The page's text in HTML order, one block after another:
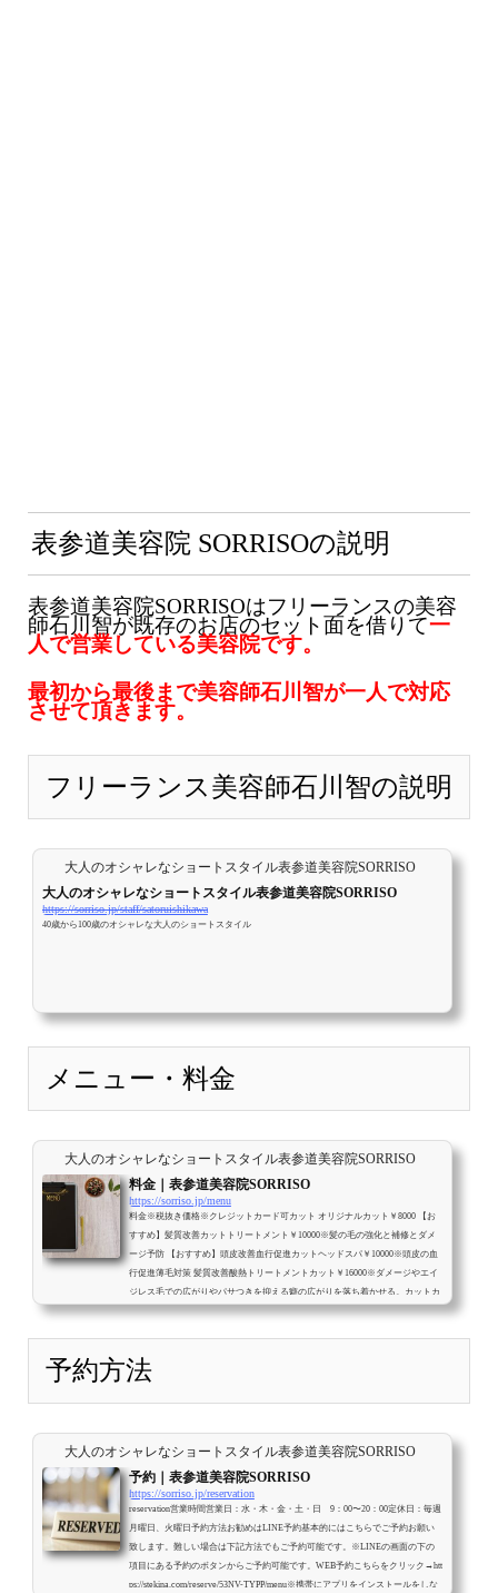
表参道美容院 SORRISOの説明
表参道美容院SORRISOはフリーランスの美容
師石川智が既存のお店のセット面を借りて一
人で営業している美容院です。
最初から最後まで美容師石川智が一人で対応
させて頂きます。
フリーランス美容師石川智の説明
大人のオシャレなショートスタイル表参道美容院SORRISO
大人のオシャレなショートスタイル表参道美容院SORRISO
https://sorriso.jp/staff/satoruishikawa
40歳から100歳のオシャレな大人のショートスタイル
メニュー・料金
大人のオシャレなショートスタイル表参道美容院SORRISO
料金｜表参道美容院SORRISO
https://sorriso.jp/menu
料金※税抜き価格※クレジットカード可カット オリジナルカット￥8000 【お
すすめ】髪質改善カットトリートメント￥10000※髪の毛の強化と補修とダメ
ージ予防 【おすすめ】頭皮改善血行促進カットヘッドスパ￥10000※頭皮の血
行促進薄毛対策 髪質改善酸熱トリートメントカット￥16000※ダメージやエイ
ジレス毛での広がりやパサつきを抑える癖の広がりを落ち着かせる。カットカ
ラー※ブリーチ、ハイライトはやってません。 カットカラー￥16000 【おすす
予約方法
大人のオシャレなショートスタイル表参道美容院SORRISO
予約｜表参道美容院SORRISO
https://sorriso.jp/reservation
reservation営業時間営業日：水・木・金・土・日 9：00〜20：00定休日：毎週
月曜日、火曜日予約方法お勧めはLINE予約基本的にはこちらでご予約お願い
致します。難しい場合は下記方法でもご予約可能です。※LINEの画面の下の
項目にある予約のボタンからご予約可能です。WEB予約こちらをクリック→htt
ps://stekina.com/reserve/53NV-TYPP/menu※携帯にアプリをインストールをしな